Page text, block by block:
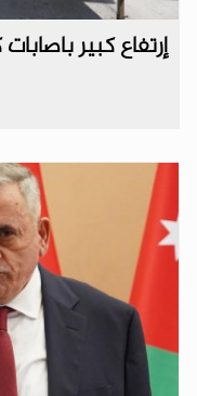
إرتفاع كبير